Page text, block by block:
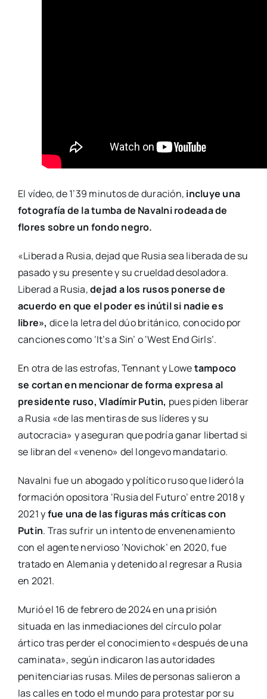
El vídeo, de 1’39 minutos de duración, incluye una
fotografía de la tumba de Navalni rodeada de
flores sobre un fondo negro.
«Liberad a Rusia, dejad que Rusia sea liberada de su
pasado y su presente y su crueldad desoladora.
Liberad a Rusia,dejad a los rusos ponerse de
acuerdo en que el poder es inútil si nadie es
libre», dice la letra del dúo británico, conocido por
canciones como ‘It’s a Sin’ o ‘West End Girls’.
En otra de las estrofas, Tennant y Lowetampoco
se cortan en mencionar de forma expresa al
presidente ruso, Vladímir Putin, pues piden liberar
a Rusia «de las mentiras de sus líderes y su
autocracia» y aseguran que podría ganar libertad si
se libran del «veneno» del longevo mandatario.
Navalni fue un abogado y político ruso que lideró la
formación opositora ‘Rusia del Futuro’ entre 2018 y
2021 yfue una de las figuras más críticas con
Putin. Tras sufrir un intento de envenenamiento
con el agente nervioso ‘Novichok’ en 2020, fue
tratado en Alemania y detenido al regresar a Rusia
en 2021.
Murió el 16 de febrero de 2024 en una prisión
situada en las inmediaciones del círculo polar
ártico tras perder el conocimiento «después de una
caminata», según indicaron las autoridades
penitenciarias rusas. Miles de personas salieron a
las calles en todo el mundo para protestar por su